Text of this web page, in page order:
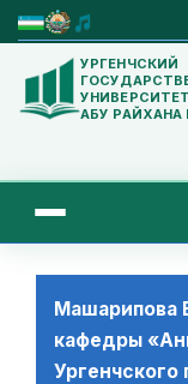
УРГЕНЧСКИЙ
АБУ РАЙХАНА
Машарипова
кафедры
Ургенчского